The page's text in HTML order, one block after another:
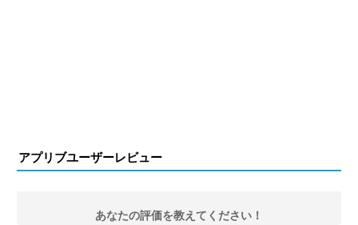
アプリブユーザーレビュー
あなたの評価を教えてください！